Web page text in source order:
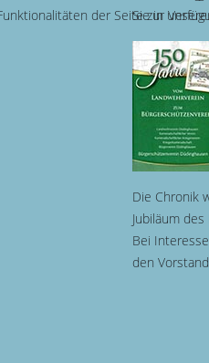
Sie in
Die Chronik
Jubiläum
Bei
den
der Seite zur